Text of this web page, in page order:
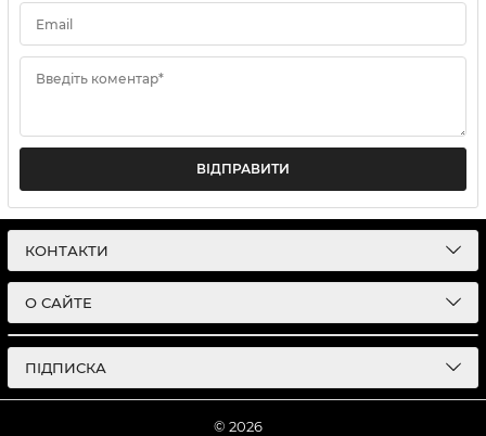
Email
Введіть коментар*
ВІДПРАВИТИ
КОНТАКТИ
О САЙТЕ
ПІДПИСКА
© 2026